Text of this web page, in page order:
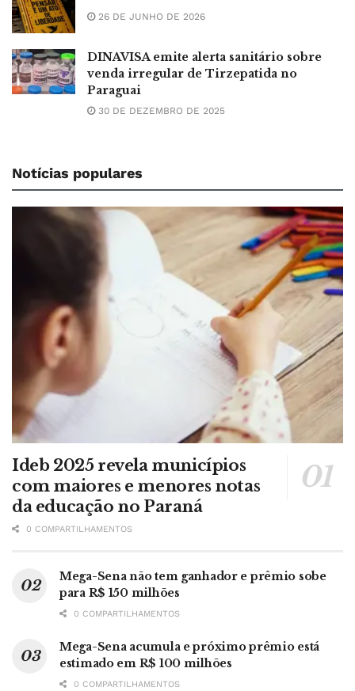
26 DE JUNHO DE 2026
DINAVISA emite alerta sanitário sobre
venda irregular de Tirzepatida no
Paraguai
30 DE DEZEMBRO DE 2025
Notícias populares
Ideb 2025 revela municípios
com maiores e menores notas
da educação no Paraná
0 COMPARTILHAMENTOS
Mega-Sena não tem ganhador e prêmio sobe
para R$ 150 milhões
0 COMPARTILHAMENTOS
Mega-Sena acumula e próximo prêmio está
estimado em R$ 100 milhões
0 COMPARTILHAMENTOS